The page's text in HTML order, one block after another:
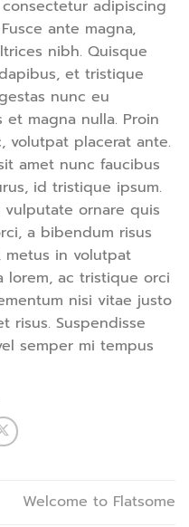
adipiscing
ante magna,
nibh. Quisque
et tristique
nunc eu
et magna nulla. Proin
volutpat placerat ante.
amet nunc faucibus
id tristique ipsum.
ornare quis
a bibendum risus
in volutpat
lorem, ac tristique orci
nisi vitae justo
risus. Suspendisse
semper mi tempus
Welcome to Flatsome